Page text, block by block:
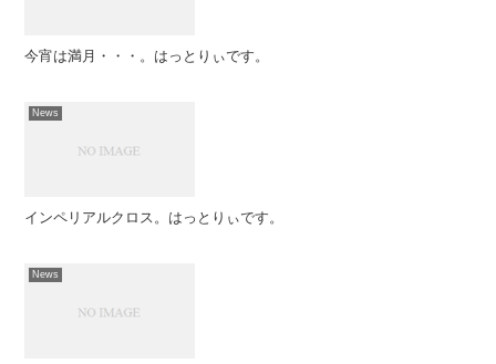
今宵は満月・・・。はっとりぃです。
News
インペリアルクロス。はっとりぃです。
News